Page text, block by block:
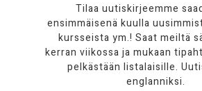
Tilaa uutiskirjeemme
ensimmäisenä kuulla
kursseista ym.! Saat meiltä
kerran viikossa ja mukaan
pelkästään listalaisille.
englanniksi.